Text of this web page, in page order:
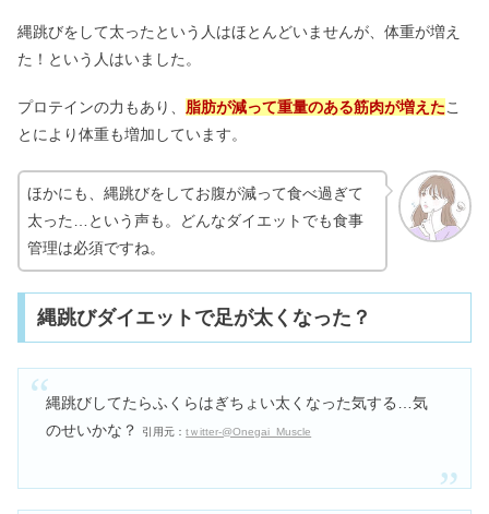
縄跳びをして太ったという人はほとんどいませんが、体重が増え
た！という人はいました。
プロテインの力もあり、 脂肪が減って重量のある筋肉が増えたこ
とにより体重も増加しています。
ほかにも、縄跳びをしてお腹が減って食べ過ぎて
太った…という声も。どんなダイエットでも食事
管理は必須ですね。
縄跳びダイエットで足が太くなった？
縄跳びしてたらふくらはぎちょい太くなった気する…気
のせいかな？
引用元：tｗitter-@Onegai_Muscle